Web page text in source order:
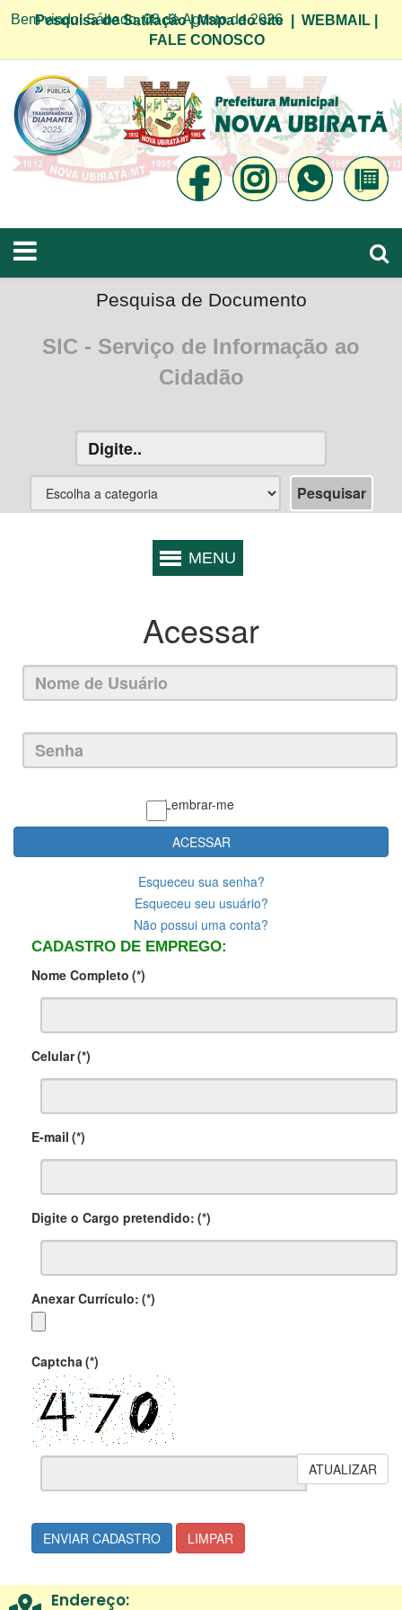
Bem vindo! Sábado, 08 de Agosto de 2026
Pesquisa de Satifação|Mapa do site WEBMAIL
FALE CONOSCO
Pesquisa de Documento
SIC - Serviço de Informação ao
Cidadão
Acessar
Lembrar-me
ACESSAR
Esqueceu sua senha?
Esqueceu seu usuário?
Não possui uma conta?
CADASTRO DE EMPREGO:
Nome Completo (*)
Celular(*)
E-mail (*)
Digite o Cargo pretendido: (*)
Anexar Currículo: (*)
Captcha (*)
ATUALIZAR
ENVIAR CADASTRO LIMPAR
Endereço: